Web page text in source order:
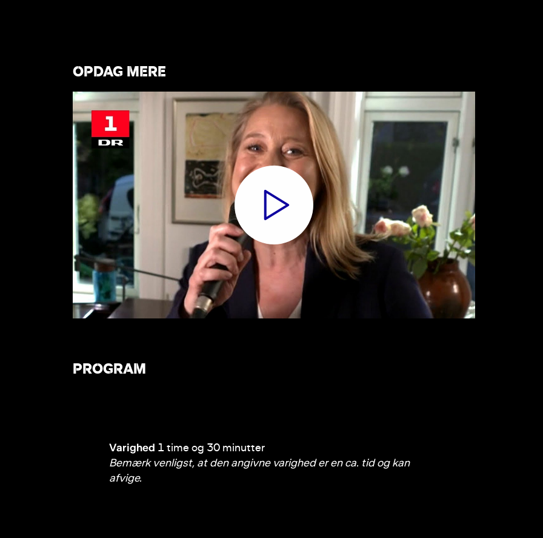
OPDAG MERE
PROGRAM
Varighed 1 time og 30 minutter
Bemærk venligst, at den angivne varighed er en ca. tid og kan
afvige.